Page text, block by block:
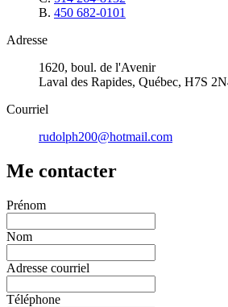
B. 450 682-0101
Adresse
1620, boul. de l'Avenir
Laval des Rapides, Québec, H7S
Courriel
rudolph200@hotmail.com
Me contacter
Prénom
Nom
Adresse courriel
Téléphone